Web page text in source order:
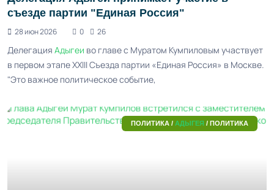
съезде партии "Единая Россия"
28 июн 2026 0 26
Делегация Адыгеи во главе с Муратом Кумпиловым участвует
в первом этапе XXIII Съезда партии «Единая Россия» в Москве.
"Это важное политическое событие,
ПОЛИТИКА / АДЫГЕЯ / ПОЛИТИКА